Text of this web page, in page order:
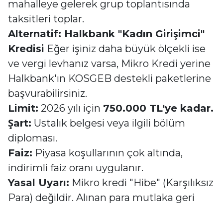
mahalleye gelerek grup toplantısında
taksitleri toplar.
Alternatif: Halkbank "Kadın Girişimci"
Kredisi Eğer işiniz daha büyük ölçekli ise
ve vergi levhanız varsa, Mikro Kredi yerine
Halkbank'ın KOSGEB destekli paketlerine
başvurabilirsiniz.
Limit: 2026 yılı için 750.000 TL'ye kadar.
Şart: Ustalık belgesi veya ilgili bölüm
diploması.
Faiz: Piyasa koşullarının çok altında,
indirimli faiz oranı uygulanır.
Yasal Uyarı: Mikro kredi "Hibe" (Karşılıksız
Para) değildir. Alınan para mutlaka geri